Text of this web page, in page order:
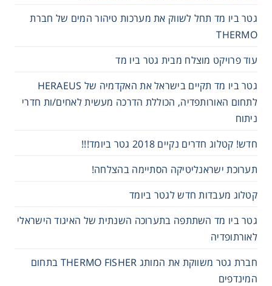
גטר ביו מד תחל לשווק את מערכות טיהור המים של חברת
THERMO
עוד פרויקט מוצלח מבית גטר ביו מד
גטר ביו מד תקיים בישראל את האקדמיה של HERAEUS
לתחום האורותפדיה, הכוללת הדרכה מעשית לאחים/ות חדרי
ניתוח
חדש! קטלוג חדרים נקיים 2018 גטר ביומד!!!
תערוכת ישראנליטיקה הסתיימה בהצלחה!
קטלוג מעבדות חדש לגטר ביומד
גטר ביו מד השתתפה בתערוכה השנתית של האיגוד הישראלי
לאורתופדיה
חברת גטר משווקת את המותג THERMO FISHER בתחום
המינדפים